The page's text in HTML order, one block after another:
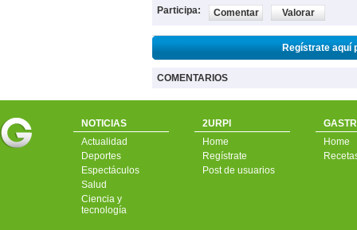
Participa: Comentar Valorar
Regístrate aquí
COMENTARIOS
NOTICIAS
Actualidad
Deportes
Espectáculos
Salud
Ciencia y
tecnología
2URPI
Home
Regístrate
Post de usuarios
Home